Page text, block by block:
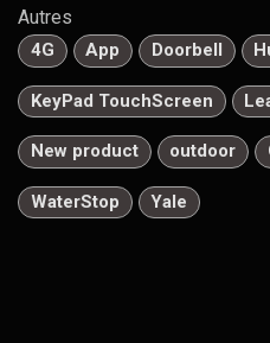
Autres
4G App Doorbell
KeyPad TouchScreen
New product outdoor
WaterStop Yale